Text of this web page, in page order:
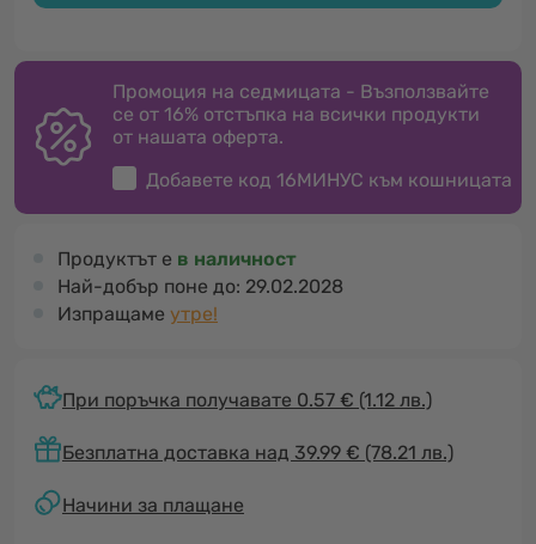
Промоция на седмицата - Възползвайте
се от 16% отстъпка на всички продукти
от нашата оферта.
Добавете код 16МИНУС към кошницата
Продуктът е в наличност
Най-добър поне до: 29.02.2028
Изпращаме утре!
При поръчка получавате 0.57 € (1.12 лв.)
Безплатна доставка над 39.99 € (78.21 лв.)
Начини за плащане